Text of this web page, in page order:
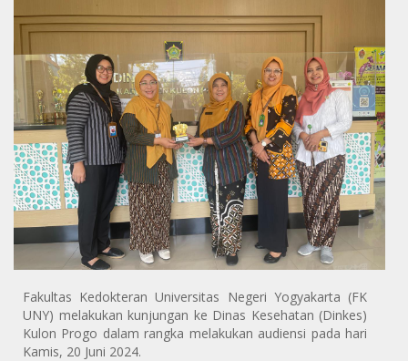
Fakultas Kedokteran Universitas Negeri Yogyakarta (FK
UNY) melakukan kunjungan ke Dinas Kesehatan (Dinkes)
Kulon Progo dalam rangka melakukan audiensi pada hari
Kamis, 20 Juni 2024.